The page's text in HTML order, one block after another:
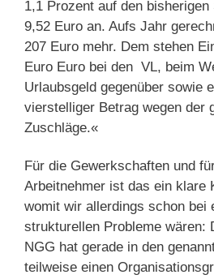
1,1 Prozent auf den bisherigen
9,52 Euro an. Aufs Jahr
207 Euro mehr. Dem stehen
Euro Euro bei den VL, beim
Urlaubsgeld gegenüber sowie
vierstelliger Betrag wegen der
Zuschläge.«
Für die Gewerkschaften und
Arbeitnehmer ist das ein klare
womit wir allerdings schon bei
strukturellen Probleme wären:
NGG hat gerade in den
teilweise einen